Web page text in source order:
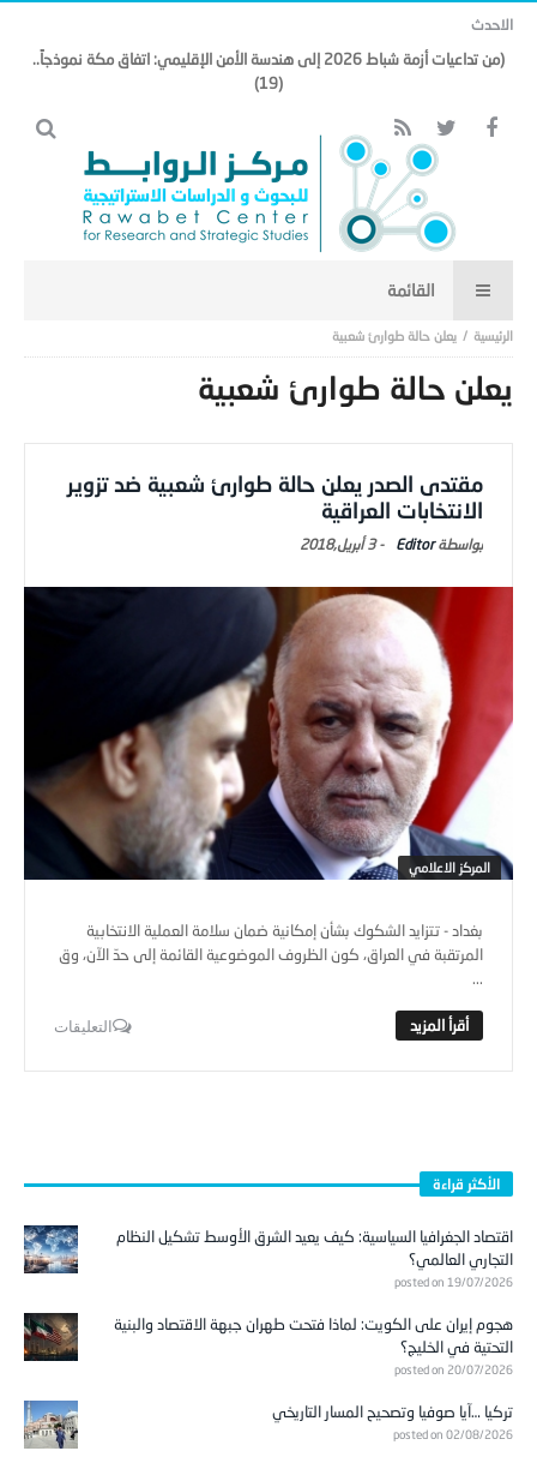
الاحدث
(من تداعيات أزمة شباط 2026 إلى هندسة الأمن الإقليمي: اتفاق مكة نموذجاً..
(19)
يعلن حالة طوارئ شعبية
يعلن حالة طوارئ شعبية
مقتدى الصدر يعلن حالة طوارئ شعبية ضد تزوير
الانتخابات العراقية
Editor
-3 أبريل,2018
المركز الاعلامي
بغداد - تتزايد الشكوك بشأن إمكانية ضمان سلامة العملية الانتخابية
المرتقبة في العراق، كون الظروف الموضوعية القائمة إلى حدّ الآن، وق
...
التعليقات
الأكثر قراءة
اقتصاد الجغرافيا السياسية: كيف يعيد الشرق الأوسط تشكيل النظام
التجاري العالمي؟
posted on 19/07/2026
هجوم إيران على الكويت: لماذا فتحت طهران جبهة الاقتصاد والبنية
التحتية في الخليج؟
posted on 20/07/2026
تركيا …آيا صوفيا وتصحيح المسار التاريخي
posted on 02/08/2026